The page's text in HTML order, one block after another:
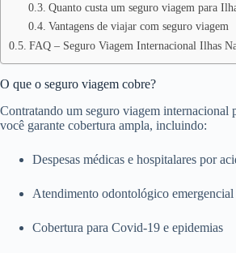
Quanto custa um seguro viagem para
Vantagens de viajar com seguro viagem
FAQ – Seguro Viagem Internacional Ilhas
O que o seguro viagem cobre?
Contratando um seguro viagem internacional
você garante cobertura ampla, incluindo:
Despesas médicas e hospitalares por
Atendimento odontológico emergencial
Cobertura para Covid-19 e epidemias